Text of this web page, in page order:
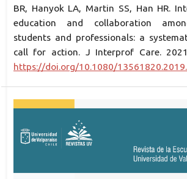
BR, Hanyok LA, Martin SS, Han HR.
education and collaboration
students and professionals: a
call for action. J Interprof Care.
https://doi.org/10.1080/